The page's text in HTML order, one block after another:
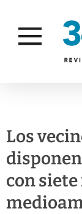
Los
con